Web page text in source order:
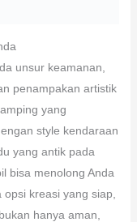
unsur keamanan,
penampakan artistik
yang
style kendaraan
yang antik pada
bisa menolong Anda
kreasi yang siap,
hanya aman,